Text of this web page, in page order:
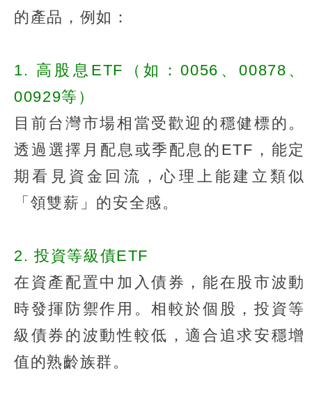
的產品，例如：
1. 高股息ETF（如：0056、00878、
00929等）
目前台灣市場相當受歡迎的穩健標的。
透過選擇月配息或季配息的ETF，能定
期看見資金回流，心理上能建立類似
「領雙薪」的安全感。
2. 投資等級債ETF
在資產配置中加入債券，能在股市波動
時發揮防禦作用。相較於個股，投資等
級債券的波動性較低，適合追求安穩增
值的熟齡族群。